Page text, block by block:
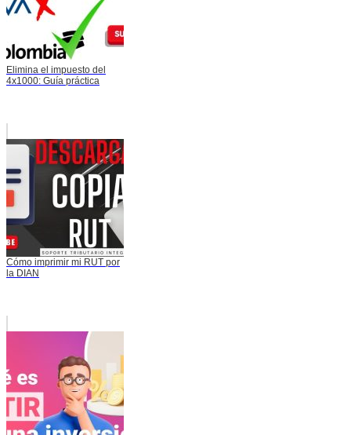
Elimina el impuesto del
4x1000: Guía práctica
Cómo imprimir mi RUT por
la DIAN